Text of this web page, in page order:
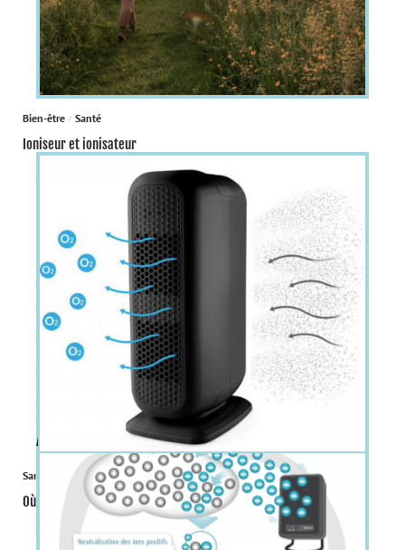
Bien-être Santé
Ioniseur et ionisateur
Santé
Où acheter un ionisateur ?
À la une